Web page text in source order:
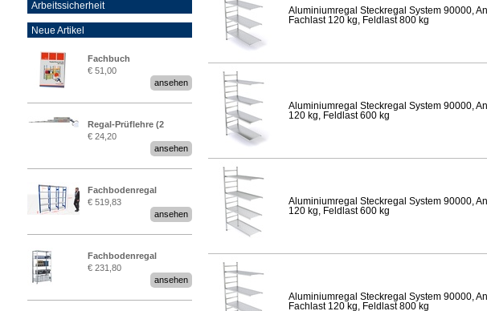
Arbeitssicherheit
Neue Artikel
Fachbuch
„Regalprüfung nach DIN
€ 51,00
ansehen
Regal-Prüflehre (2
Stück)
€ 24,20
ansehen
Fachbodenregal
Stecksystem MultiPlus
2,25 Meter breit
€ 519,83
ansehen
Fachbodenregal
Stecksystem MultiPlus
€ 231,80
ansehen
Aluminiumregal Steckregal System 90000,
Fachlast 120 kg, Feldlast 800 kg
Aluminiumregal Steckregal System 90000,
120 kg, Feldlast 600 kg
Aluminiumregal Steckregal System 90000,
120 kg, Feldlast 600 kg
Aluminiumregal Steckregal System 90000,
Fachlast 120 kg, Feldlast 800 kg